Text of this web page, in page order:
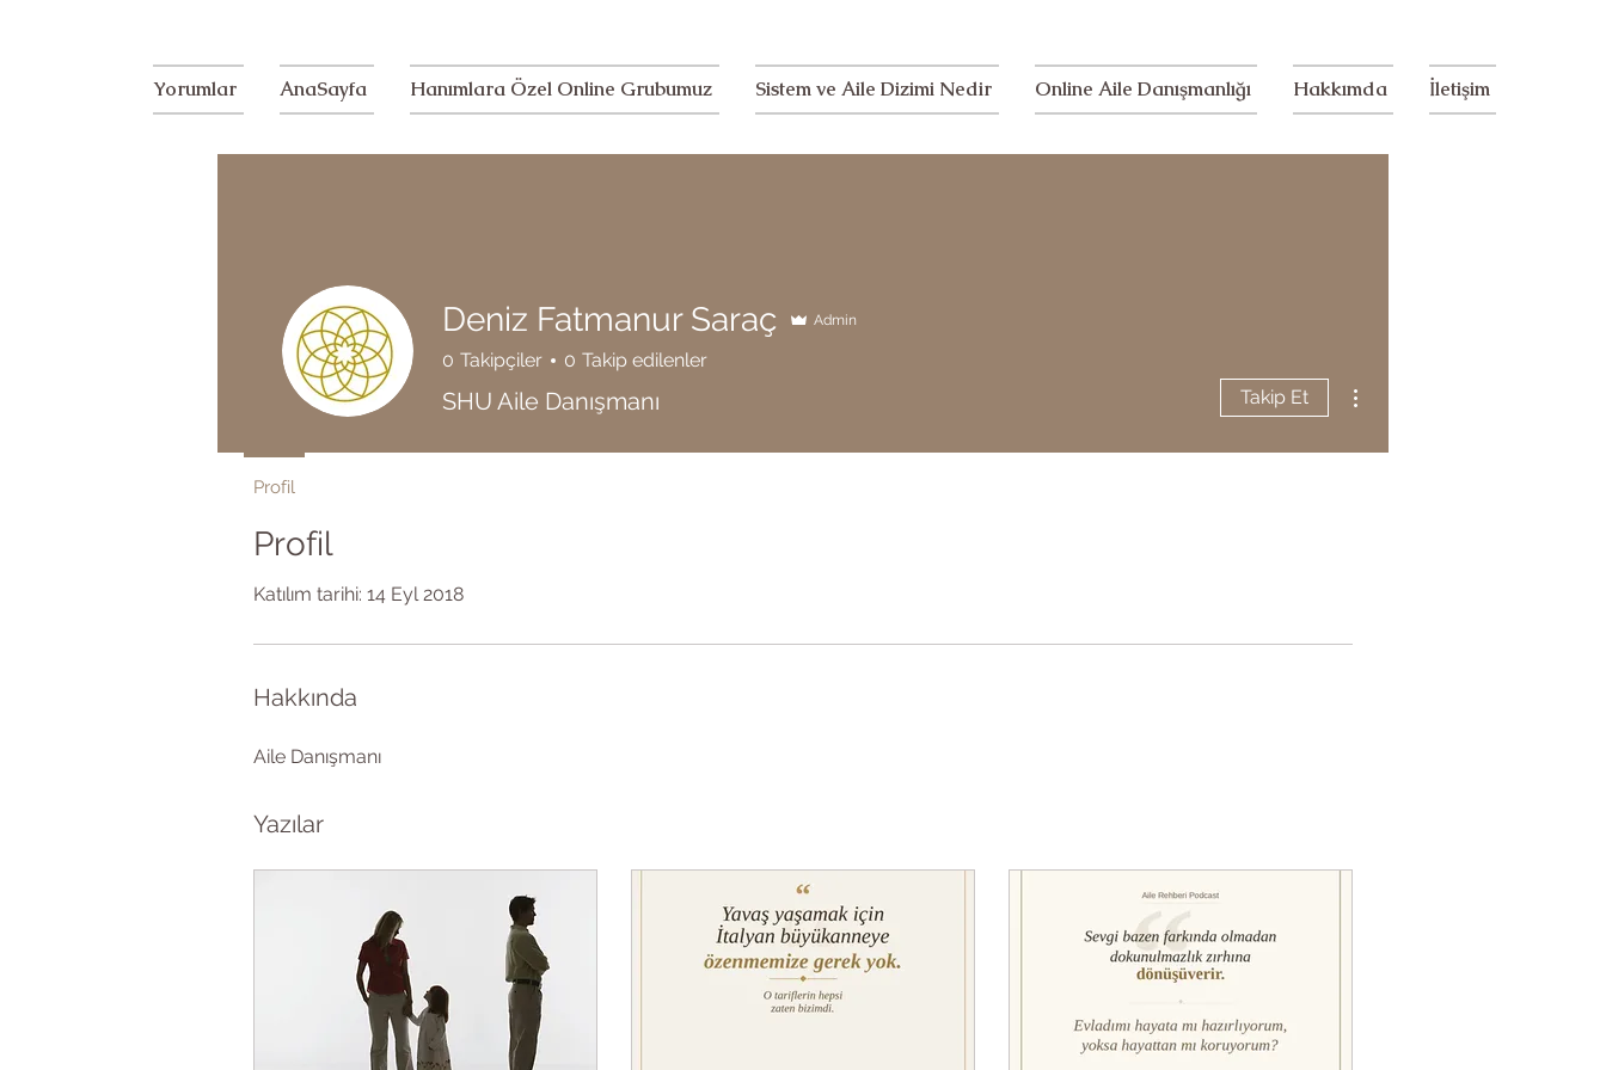
Yorumlar AnaSayfa Hanımlara Özel Online Grubumuz Sistem ve Aile Dizimi Nedir Online Aile Danışmanlığı Hakkımda İletişim
Profil
Katılım tarihi: 14 Eyl 2018
Hakkında
Aile Danışmanı
Yazılar
Deniz Fatmanur Saraç Admin
0 Takipçiler 0 Takip edilenler
SHU Aile Danışmanı Takip Et
Profil